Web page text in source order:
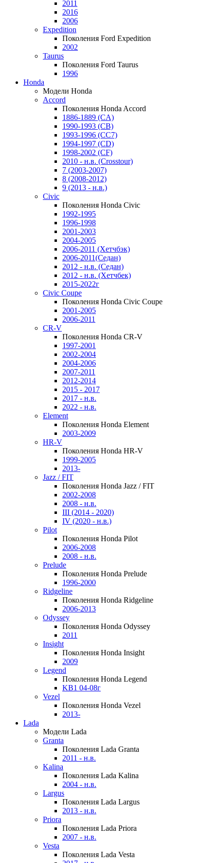
2011
2016
2006
Expedition
Поколения Ford Expedition
2002
Taurus
Поколения Ford Taurus
1996
Honda
Модели Honda
Accord
Поколения Honda Accord
1886-1889 (CA)
1990-1993 (CB)
1993-1996 (CC7)
1994-1997 (CD)
1998-2002 (CF)
2010 - н.в. (Crosstour)
7 (2003-2007)
8 (2008-2012)
9 (2013 - н.в.)
Civic
Поколения Honda Civic
1992-1995
1996-1998
2001-2003
2004-2005
2006-2011 (Хетчбэк)
2006-2011(Седан)
2012 - н.в. (Седан)
2012 - н.в. (Хетчбек)
2015-2022г
Civic Coupe
Поколения Honda Civic Coupe
2001-2005
2006-2011
CR-V
Поколения Honda CR-V
1997-2001
2002-2004
2004-2006
2007-2011
2012-2014
2015 - 2017
2017 - н.в.
2022 - н.в.
Element
Поколения Honda Element
2003-2009
HR-V
Поколения Honda HR-V
1999-2005
2013-
Jazz / FIT
Поколения Honda Jazz / FIT
2002-2008
2008 - н.в.
III (2014 - 2020)
IV (2020 - н.в.)
Pilot
Поколения Honda Pilot
2006-2008
2008 - н.в.
Prelude
Поколения Honda Prelude
1996-2000
Ridgeline
Поколения Honda Ridgeline
2006-2013
Odyssey
Поколения Honda Odyssey
2011
Insight
Поколения Honda Insight
2009
Legend
Поколения Honda Legend
KB1 04-08г
Vezel
Поколения Honda Vezel
2013-
Lada
Модели Lada
Granta
Поколения Lada Granta
2011 - н.в.
Kalina
Поколения Lada Kalina
2004 - н.в.
Largus
Поколения Lada Largus
2013 - н.в.
Priora
Поколения Lada Priora
2007 - н.в.
Vesta
Поколения Lada Vesta